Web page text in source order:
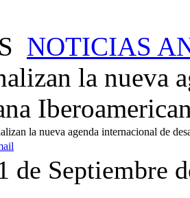
NOTICIAS
la nueva
la nueva agenda internacional de
de Septiembre